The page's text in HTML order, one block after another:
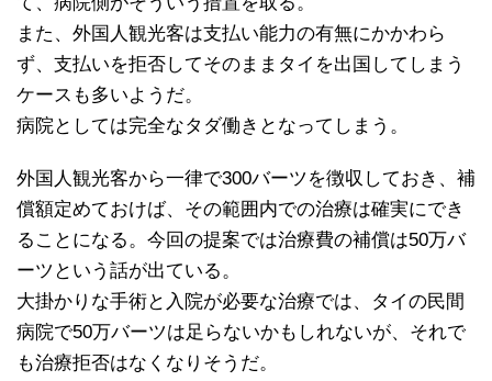
また、外国人観光客は支払い能力の有無にかかわら
ず、支払いを拒否してそのままタイを出国してしまう
ケースも多いようだ。
病院としては完全なタダ働きとなってしまう。
外国人観光客から一律で300バーツを徴収しておき、補
償額定めておけば、その範囲内での治療は確実にでき
ることになる。今回の提案では治療費の補償は50万バ
ーツという話が出ている。
大掛かりな手術と入院が必要な治療では、タイの民間
病院で50万バーツは足らないかもしれないが、それで
も治療拒否はなくなりそうだ。